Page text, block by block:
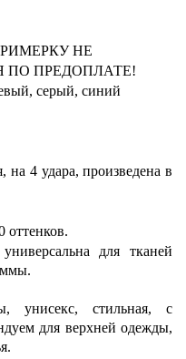
НЕ
ПРЕДОПЛАТЕ!
серый, синий
на 4 удара, произведена в
оттенков.
для тканей
унисекс, стильная, с
для верхней одежды,